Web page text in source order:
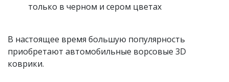
только в черном и сером цветах
В настоящее время большую популярность
приобретают автомобильные ворсовые 3D
коврики.